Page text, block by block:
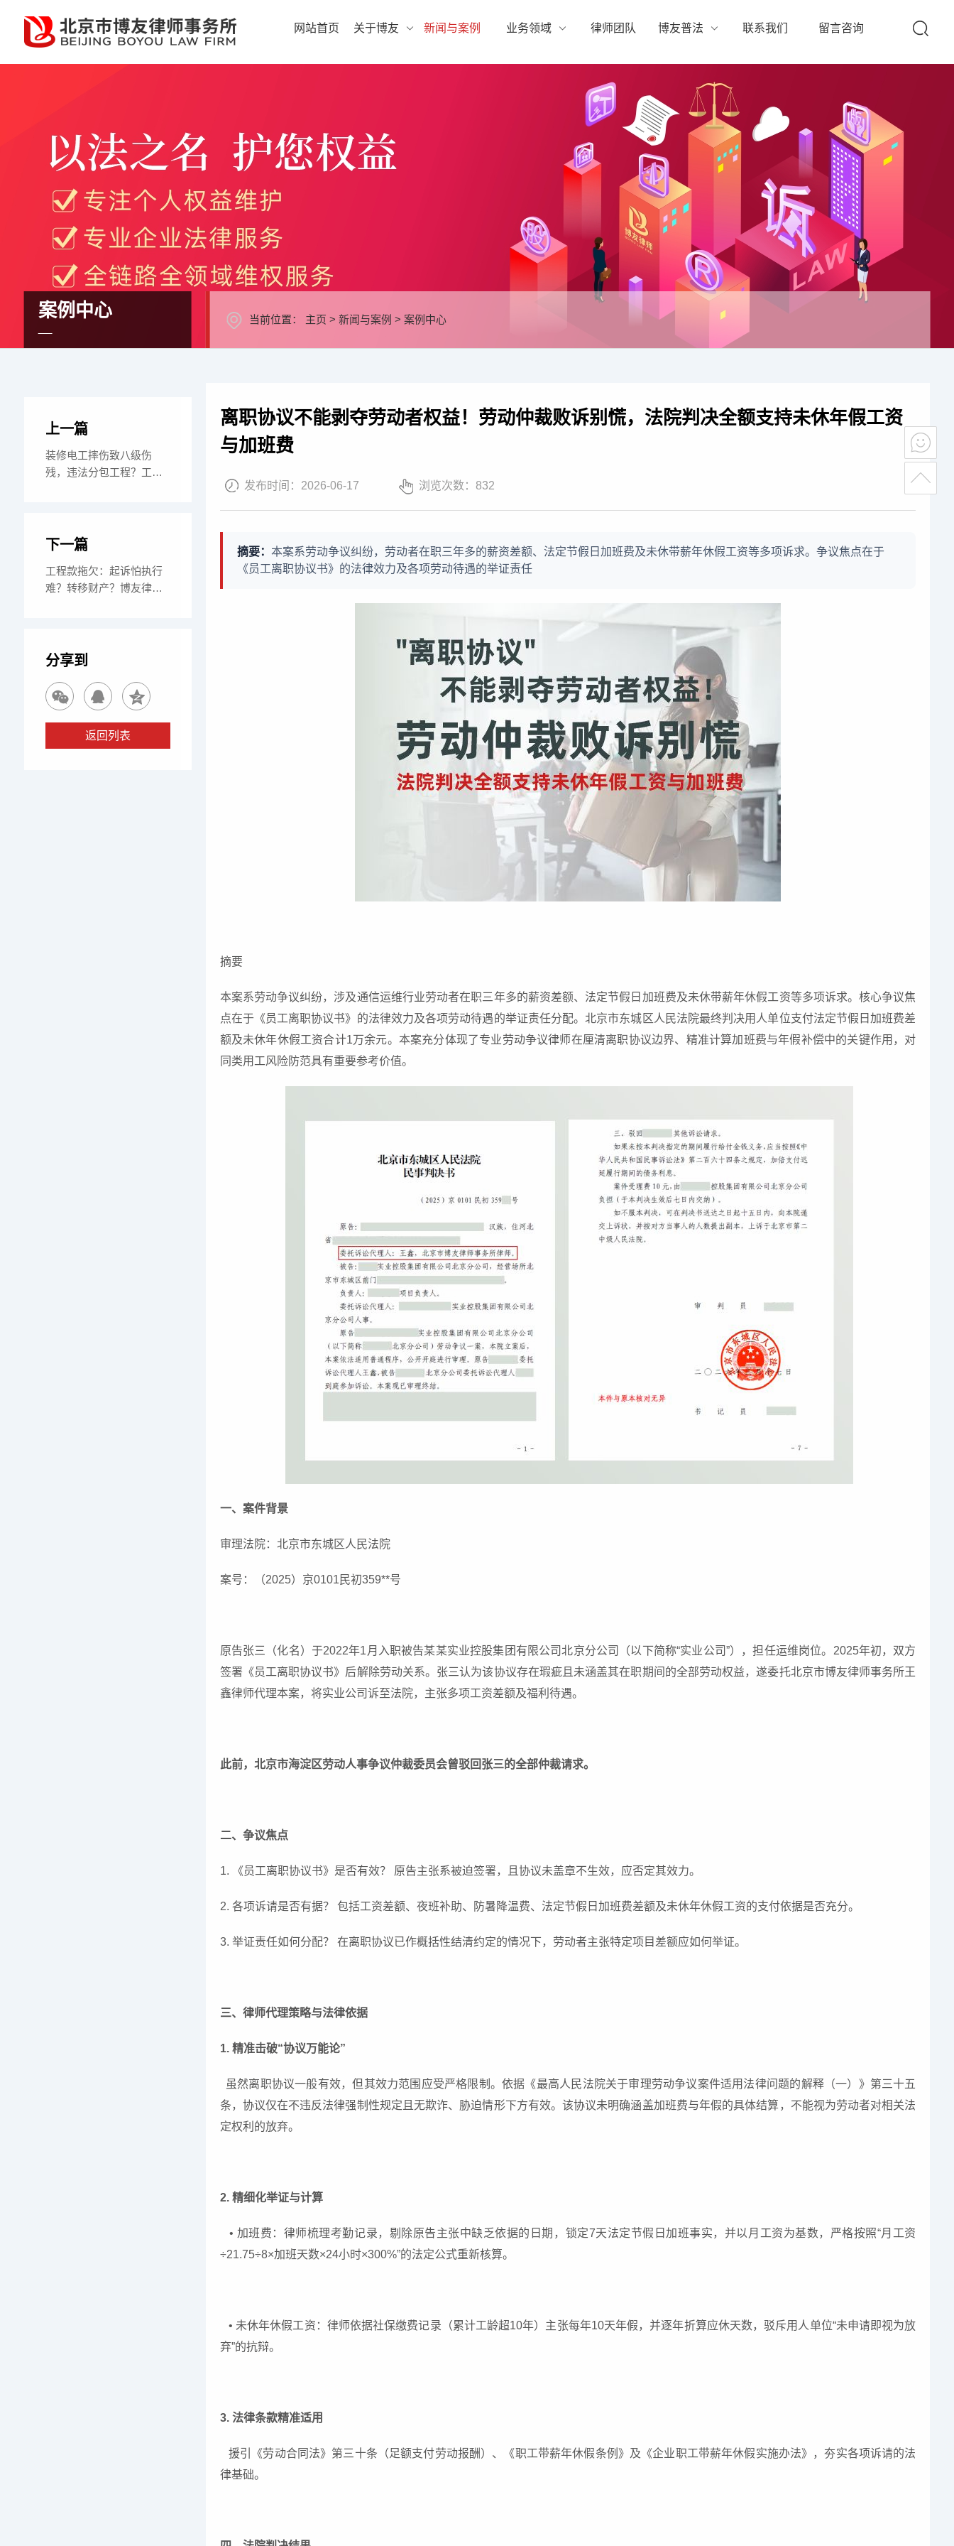
网站首页 关于博友 新闻与案例 业务领域 律师团队 博友普法 联系我们 留言咨询
案例中心 当前位置： 主页 > 新闻与案例 > 案例中心
离职协议不能剥夺劳动者权益！劳动仲裁败诉别慌，法院判决全额支持未休年假工资
与加班费
发布时间： 2026-06-17 浏览次数： 832
摘要： 本案系劳动争议纠纷，劳动者在职三年多的薪资差额、法定节假日加班费及未休带薪年休假工资等多项诉求。争议焦点在于
《员工离职协议书》的法律效力及各项劳动待遇的举证责任
摘要
本案系劳动争议纠纷，涉及通信运维行业劳动者在职三年多的薪资差额、法定节假日加班费及未休带薪年休假工资等多项诉求。核心争议焦
点在于《员工离职协议书》的法律效力及各项劳动待遇的举证责任分配。北京市东城区人民法院最终判决用人单位支付法定节假日加班费差
额及未休年休假工资合计1万余元。本案充分体现了专业劳动争议律师在厘清离职协议边界、精准计算加班费与年假补偿中的关键作用，对
同类用工风险防范具有重要参考价值。
一、案件背景
审理法院：北京市东城区人民法院
案号：（2025）京0101民初359**号
原告张三（化名）于2022年1月入职被告某某实业控股集团有限公司北京分公司（以下简称“实业公司”），担任运维岗位。2025年初，双方
签署《员工离职协议书》后解除劳动关系。张三认为该协议存在瑕疵且未涵盖其在职期间的全部劳动权益，遂委托北京市博友律师事务所王
鑫律师代理本案，将实业公司诉至法院，主张多项工资差额及福利待遇。
此前，北京市海淀区劳动人事争议仲裁委员会曾驳回张三的全部仲裁请求。
二、争议焦点
1. 《员工离职协议书》是否有效？ 原告主张系被迫签署，且协议未盖章不生效，应否定其效力。
2. 各项诉请是否有据？ 包括工资差额、夜班补助、防暑降温费、法定节假日加班费差额及未休年休假工资的支付依据是否充分。
3. 举证责任如何分配？ 在离职协议已作概括性结清约定的情况下，劳动者主张特定项目差额应如何举证。
三、律师代理策略与法律依据
1. 精准击破“协议万能论”
虽然离职协议一般有效，但其效力范围应受严格限制。依据《最高人民法院关于审理劳动争议案件适用法律问题的解释（一）》第三十五
条，协议仅在不违反法律强制性规定且无欺诈、胁迫情形下方有效。该协议未明确涵盖加班费与年假的具体结算，不能视为劳动者对相关法
定权利的放弃。
2. 精细化举证与计算
• 加班费：律师梳理考勤记录，剔除原告主张中缺乏依据的日期，锁定7天法定节假日加班事实，并以月工资为基数，严格按照“月工资
÷21.75÷8×加班天数×24小时×300%”的法定公式重新核算。
• 未休年休假工资：律师依据社保缴费记录（累计工龄超10年）主张每年10天年假，并逐年折算应休天数，驳斥用人单位“未申请即视为放
弃”的抗辩。
3. 法律条款精准适用
援引《劳动合同法》第三十条（足额支付劳动报酬）、《职工带薪年休假条例》及《企业职工带薪年休假实施办法》，夯实各项诉请的法
律基础。
上一篇
装修电工摔伤致八级伤
残，违法分包工程？工伤
下一篇
工程款拖欠：起诉怕执行
难？转移财产？博友律师
分享到
返回列表